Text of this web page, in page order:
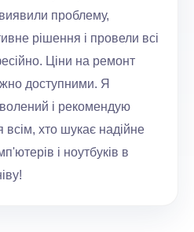
проблему,
рішення і провели всі
Ціни на ремонт
доступними. Я
і рекомендую
всім, хто шукає надійне
і ноутбуків в